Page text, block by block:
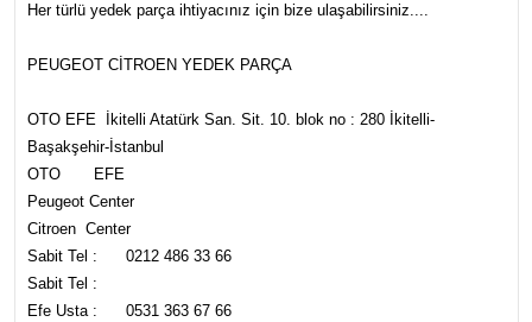
Her türlü yedek parça ihtiyacınız için bize ulaşabilirsiniz....
PEUGEOT CİTROEN YEDEK PARÇA
OTO EFE İkitelli Atatürk San. Sit. 10. blok no : 280 İkitelli-
Başakşehir-İstanbul
OTO EFE
Peugeot Center
Citroen Center
Sabit Tel : 0212 486 33 66
Sabit Tel :
Efe Usta : 0531 363 67 66